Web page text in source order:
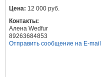
Цена: 12 000 руб.
Контакты:
Алена Wedfur
89263684853
Отправить сообщение на E-mail